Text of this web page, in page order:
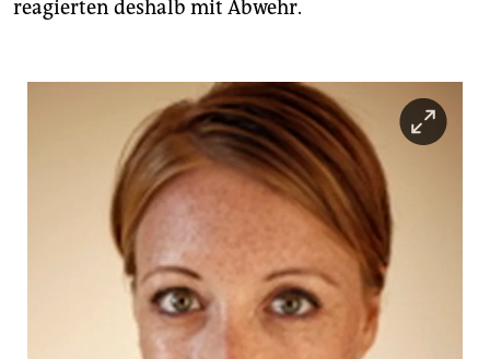
reagierten deshalb mit Abwehr.